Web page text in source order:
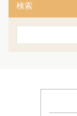
検索